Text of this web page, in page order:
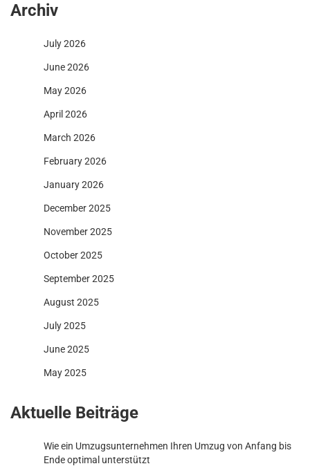
Archiv
July 2026
June 2026
May 2026
April 2026
March 2026
February 2026
January 2026
December 2025
November 2025
October 2025
September 2025
August 2025
July 2025
June 2025
May 2025
Aktuelle Beiträge
Wie ein Umzugsunternehmen Ihren Umzug von Anfang bis
Ende optimal unterstützt